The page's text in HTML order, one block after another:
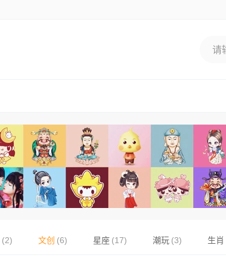
(2) 文创 (6) 星座 (17) 潮玩 (3) 生肖